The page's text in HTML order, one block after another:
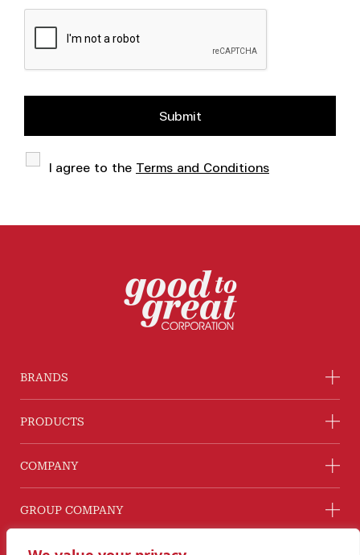
I agree to the Terms and Conditions
BRANDS
PRODUCTS
COMPANY
GROUP COMPANY